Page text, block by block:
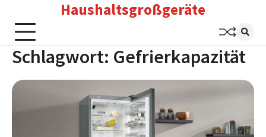
content
Haushaltsgroßgeräte
Schlagwort: Gefrierkapazität